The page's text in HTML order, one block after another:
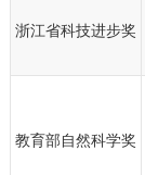
浙江省科技进步奖
教育部自然科学奖